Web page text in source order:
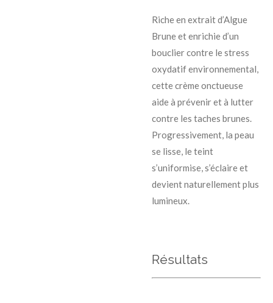
Riche en extrait d’Algue
Brune et enrichie d’un
bouclier contre le stress
oxydatif environnemental,
cette crème onctueuse
aide à prévenir et à lutter
contre les taches brunes.
Progressivement, la peau
se lisse, le teint
s’uniformise, s’éclaire et
devient naturellement plus
lumineux.
Résultats